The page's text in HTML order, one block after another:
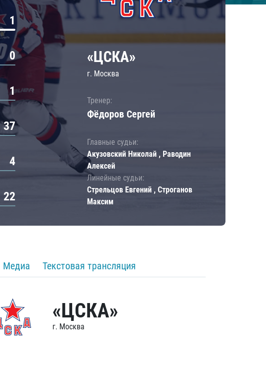
1
0
1
37
4
22
«ЦСКА»
г. Москва
Тренер:
Фёдоров Сергей
Главные судьи:
Акузовский Николай , Раводин
Алексей
Линейные судьи:
Стрельцов Евгений , Строганов
Максим
Медиа Текстовая трансляция
«ЦСКА»
г. Москва